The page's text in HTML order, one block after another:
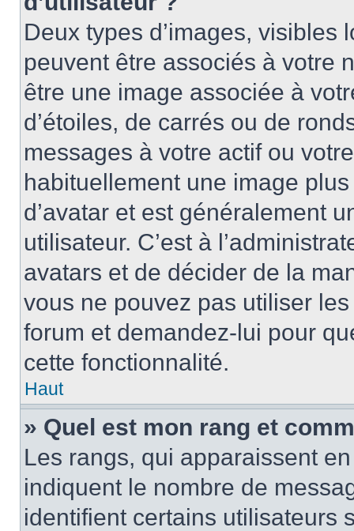
Deux types d’images,
peuvent être associés à votre
être une image associée à
d’étoiles, de carrés ou de
messages à votre actif ou
habituellement une image
d’avatar et est généralement
utilisateur. C’est à
avatars et de décider de la
vous ne pouvez pas utiliser
forum et demandez-lui pour
cette fonctionnalité.
Haut
» Quel est mon rang et
Les rangs, qui apparaissent
indiquent le nombre de
identifient certains utilisateurs